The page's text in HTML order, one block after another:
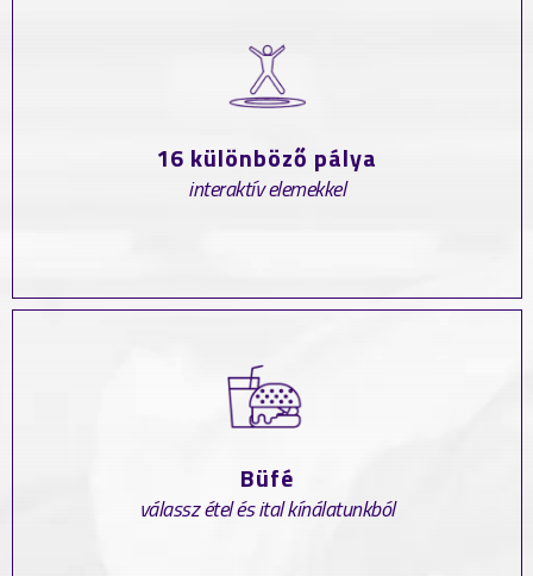
16 különböző pálya
interaktív elemekkel
Büfé
válassz étel és ital kínálatunkból